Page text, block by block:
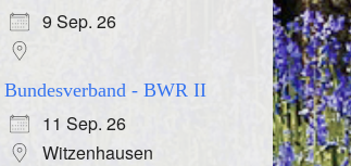
9 Sep. 26
Bundesverband - BWR II
11 Sep. 26
Witzenhausen